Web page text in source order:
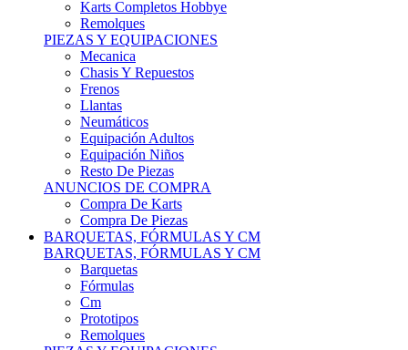
Karts Completos Hobbye
Remolques
PIEZAS Y EQUIPACIONES
Mecanica
Chasis Y Repuestos
Frenos
Llantas
Neumáticos
Equipación Adultos
Equipación Niños
Resto De Piezas
ANUNCIOS DE COMPRA
Compra De Karts
Compra De Piezas
BARQUETAS, FÓRMULAS Y CM
BARQUETAS, FÓRMULAS Y CM
Barquetas
Fórmulas
Cm
Prototipos
Remolques